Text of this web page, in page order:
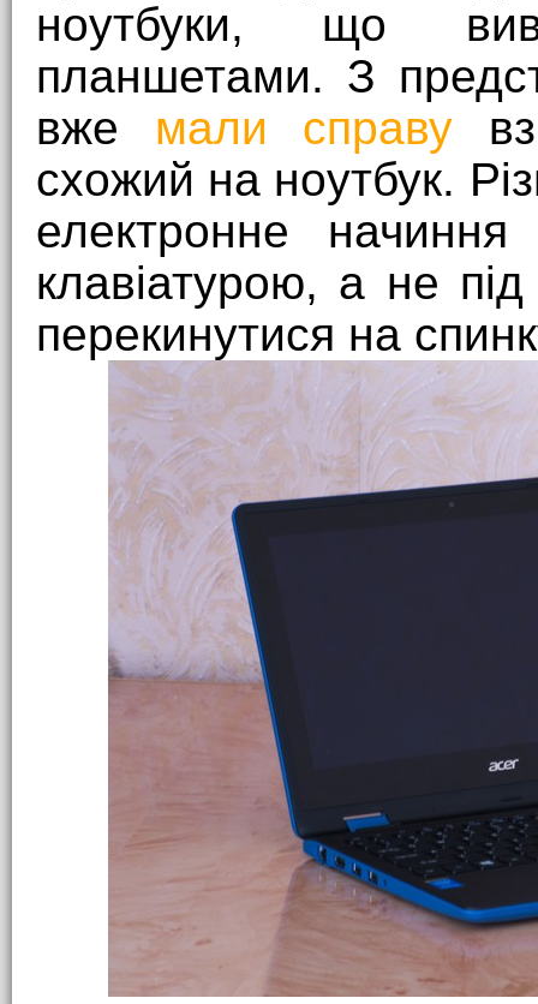
ноутбуки, що
планшетами. З
вже мали справу
схожий на ноутбук.
електронне
клавіатурою, а не
перекинутися на